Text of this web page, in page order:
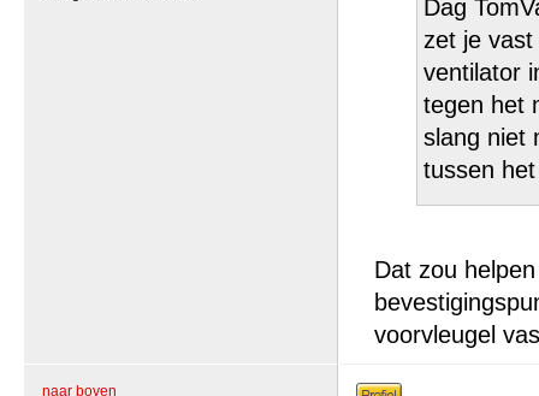
Dag
zet je
ventilator
tegen het
slang niet
tussen
Dat zou
voorvleugel
naar boven